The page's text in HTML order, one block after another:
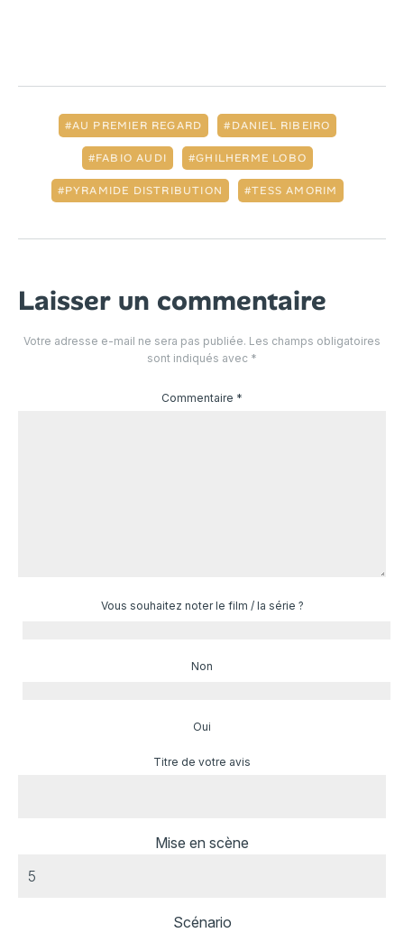
AU PREMIER REGARD DANIEL RIBEIRO
FABIO AUDI GHILHERME LOBO
PYRAMIDE DISTRIBUTION TESS AMORIM
Laisser un commentaire
Votre adresse e-mail ne sera pas publiée. Les champs obligatoires
sont indiqués avec *
Commentaire *
Vous souhaitez noter le film / la série ?
Non
Oui
Titre de votre avis
Mise en scène
Scénario